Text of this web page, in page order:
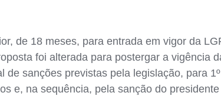
de 18 meses, para entrada em vigor da
foi alterada para postergar a vigência
sanções previstas pela legislação, para
e, na sequência, pela sanção do